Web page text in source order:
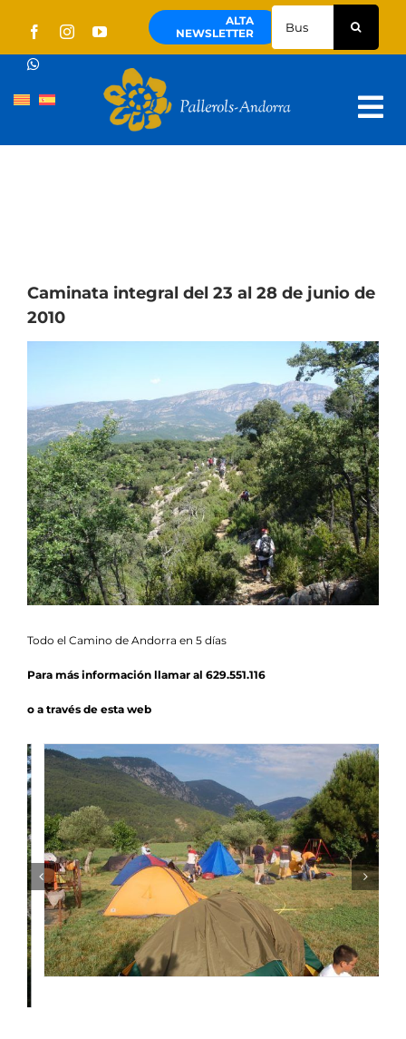
content
ALTA
NEWSLETTER
Buscar:
Territorio y cultura
Agenda
Contacto
Colabora
Caminata integral del 23 al 28 de junio de
2010
Todo el Camino de Andorra en 5 días
Para más información llamar al 629.551.116
o a través de esta web